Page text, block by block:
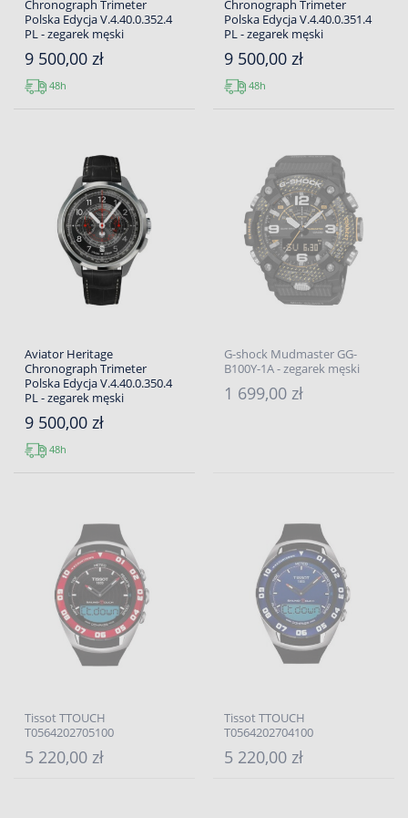
Chronograph Trimeter
Polska Edycja V.4.40.0.352.4
PL - zegarek męski
9 500,00 zł
48h
Chronograph Trimeter
Polska Edycja V.4.40.0.351.4
PL - zegarek męski
9 500,00 zł
48h
Aviator Heritage
Chronograph Trimeter
Polska Edycja V.4.40.0.350.4
PL - zegarek męski
9 500,00 zł
48h
G-shock Mudmaster GG-
B100Y-1A - zegarek męski
1 699,00 zł
Tissot TTOUCH
T0564202705100
5 220,00 zł
Tissot TTOUCH
T0564202704100
5 220,00 zł